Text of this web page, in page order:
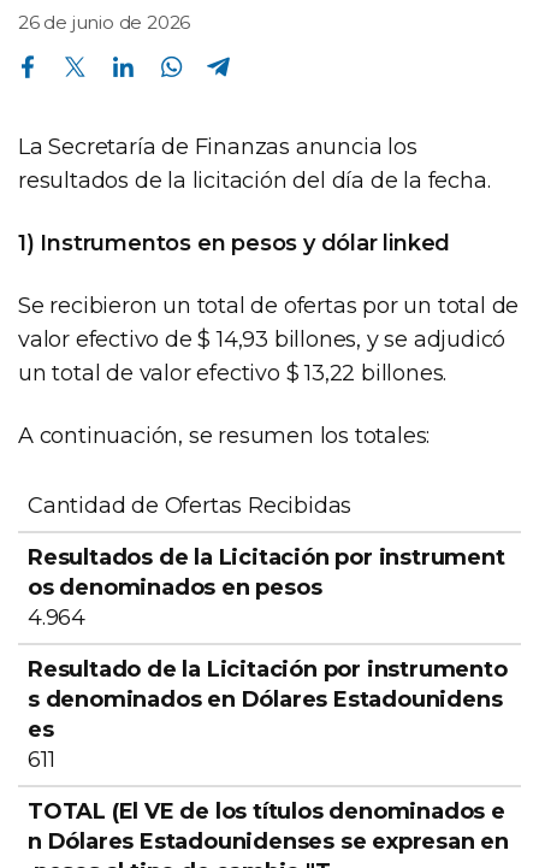
26 de junio de 2026
Compartir en Facebook Compartir en Twitter Compartir en Linkedin Compartir en Whatsapp
La Secretaría de Finanzas anuncia los
resultados de la licitación del día de la fecha.
1) Instrumentos en pesos y dólar linked
Se recibieron un total de ofertas por un total de
valor efectivo de $ 14,93 billones, y se adjudicó
un total de valor efectivo $ 13,22 billones.
A continuación, se resumen los totales:
Resultados
de la
Licitación por
instrumentos
denominados
en pesos
Resultado de la
instrumentos
denominados en
Dólares
los
pesos al
cambio
Cantidad de Ofertas Recibidas
4.964
611